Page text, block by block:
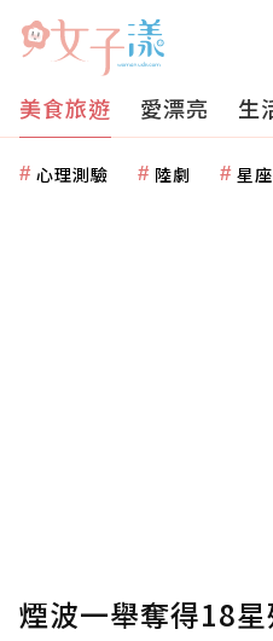
美食旅遊 愛漂亮 生
心理測驗 陸劇 星
煙波一舉奪得18